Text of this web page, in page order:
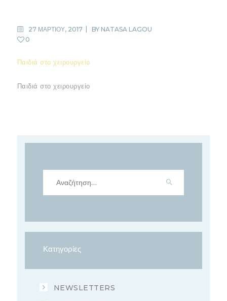
27 ΜΑΡΤΙΟΥ, 2017 BY NATASA LAGOU
0
Παιδιά στο χειρουργείο
Παιδιά στο χειρουργείο
Κατηγορίες
NEWSLETTERS